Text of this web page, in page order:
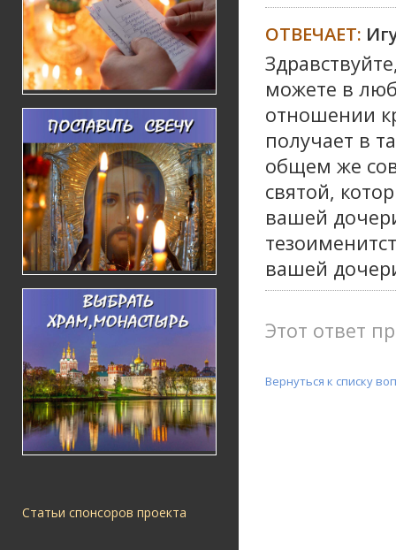
Статьи спонсоров проекта
ОТВЕЧАЕТ:
можете в
отношении
получает в
общем же
святой,
вашей
вашей
Этот ответ
Вернуться к списку